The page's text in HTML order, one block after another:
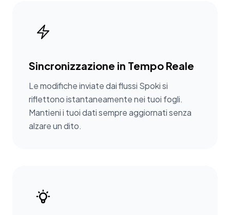
Sincronizzazione in Tempo Reale
Le modifiche inviate dai flussi Spoki si
riflettono istantaneamente nei tuoi fogli.
Mantieni i tuoi dati sempre aggiornati senza
alzare un dito.